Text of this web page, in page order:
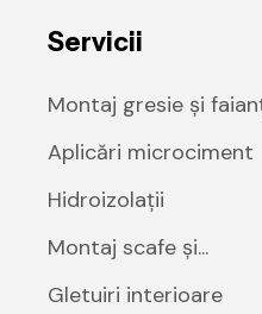
Servicii
Montaj gresie și
Aplicări microciment
Hidroizolații
Montaj scafe și...
Gletuiri interioare